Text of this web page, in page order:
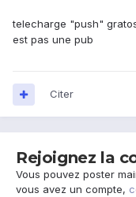
telecharge "push"
est pas une pub
Citer
Rejoignez la
Vous pouvez poster
vous avez un compte,